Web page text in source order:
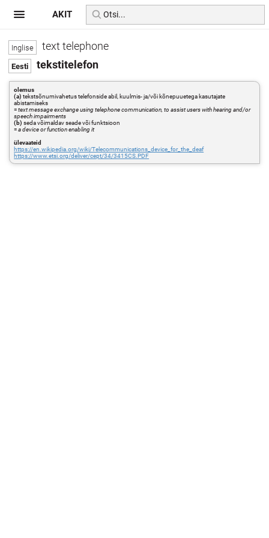
text telephone
tekstitelefon
olemus
(a) tekstsõnumivahetus telefonside abil, kuulmis- ja/või kõnepuuetega kasutajate
abistamiseks
=text message exchange using telephone communication, to assist users with hearing and/or
speech impairments
(b) seda võimaldav seade või funktsioon
=a device or function enabling it
ülevaateid
https://en.wikipedia.org/wiki/Telecommunications_device_for_the_deaf
https://www.etsi.org/deliver/cept/34/3415CS.PDF
AKIT